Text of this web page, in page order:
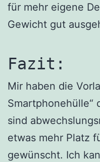
für mehr eigene
Gewicht gut
Fazit:
Mir haben die
Smartphonehülle“
sind
etwas mehr Platz
gewünscht. Ich